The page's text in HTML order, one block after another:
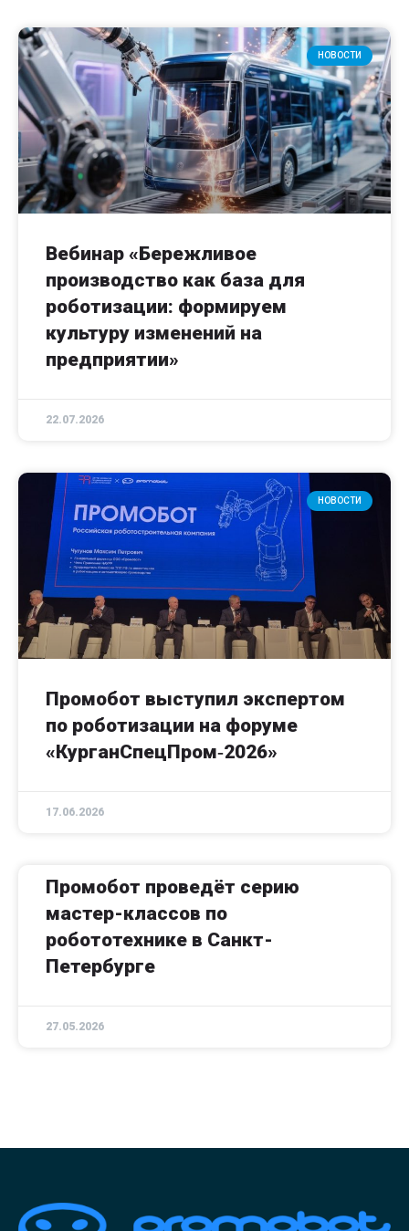
НОВОСТИ
Вебинар «Бережливое
производство как база для
роботизации: формируем
культуру изменений на
предприятии»
22.07.2026
НОВОСТИ
Промобот выступил экспертом
по роботизации на форуме
«КурганСпецПром‑2026»
17.06.2026
Промобот проведёт серию
мастер-классов по
робототехнике в Санкт-
Петербурге
27.05.2026